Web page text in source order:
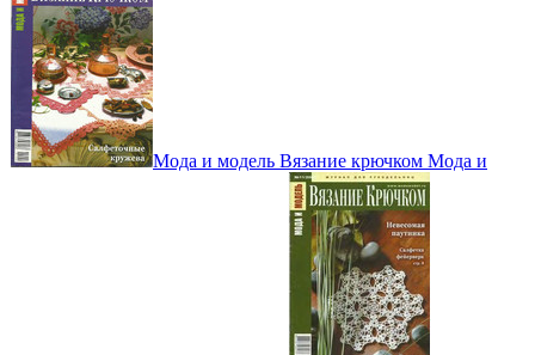
Мода и модель Вязание крючком Мода и